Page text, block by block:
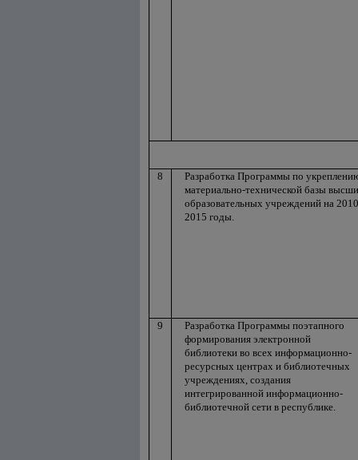
8
Разработка Программы по
материально-технической базы
образовательных учреждений на
2015 годы.
9
Разработка Программы поэтапного
формирования электронной
библиотеки во всех информационно-
ресурсных центрах и библиотечных
учреждениях, создания
интегрированной информационно-
библиотечной сети в республике.